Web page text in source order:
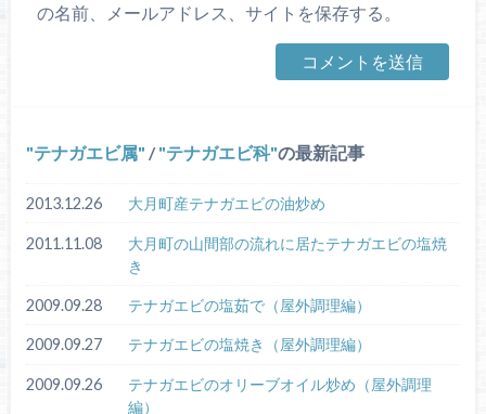
の名前、メールアドレス、サイトを保存する。
テナガエビ属 / テナガエビ科 の最新記事
2013.12.26 大月町産テナガエビの油炒め
2011.11.08
大月町の山間部の流れに居たテナガエビの塩焼
き
2009.09.28 テナガエビの塩茹で（屋外調理編）
2009.09.27 テナガエビの塩焼き（屋外調理編）
2009.09.26
テナガエビのオリーブオイル炒め（屋外調理
編）